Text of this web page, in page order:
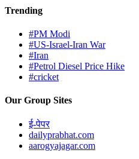
Trending
#PM Modi
#US-Israel-Iran War
#Iran
#Petrol Diesel Price Hike
#cricket
Our Group Sites
ई-पेपर
dailyprabhat.com
aarogyajagar.com